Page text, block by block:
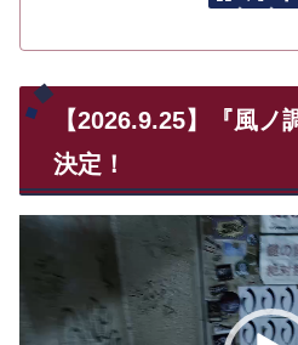
【2026.9.25】『風
決定！
レ